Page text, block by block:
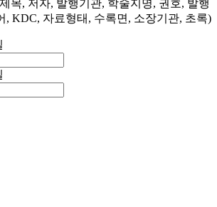
목, 저자, 발행기관, 학술지명, 권호, 발행
, KDC, 자료형태, 수록면, 소장기관, 초록)